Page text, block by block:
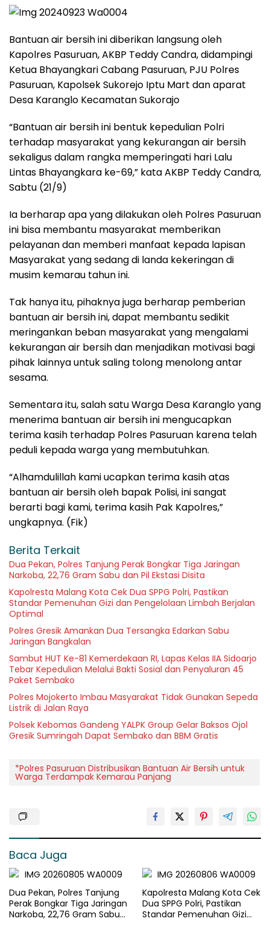
Bantuan air bersih ini diberikan langsung oleh
Kapolres Pasuruan, AKBP Teddy Candra, didampingi
Ketua Bhayangkari Cabang Pasuruan, PJU Polres
Pasuruan, Kapolsek Sukorejo Iptu Mart dan aparat
Desa Karanglo Kecamatan Sukorajo
“Bantuan air bersih ini bentuk kepedulian Polri
terhadap masyarakat yang kekurangan air bersih
sekaligus dalam rangka memperingati hari Lalu
Lintas Bhayangkara ke-69,” kata AKBP Teddy Candra,
Sabtu (21/9)
Ia berharap apa yang dilakukan oleh Polres Pasuruan
ini bisa membantu masyarakat memberikan
pelayanan dan memberi manfaat kepada lapisan
Masyarakat yang sedang di landa kekeringan di
musim kemarau tahun ini.
Tak hanya itu, pihaknya juga berharap pemberian
bantuan air bersih ini, dapat membantu sedikit
meringankan beban masyarakat yang mengalami
kekurangan air bersih dan menjadikan motivasi bagi
pihak lainnya untuk saling tolong menolong antar
sesama.
Sementara itu, salah satu Warga Desa Karanglo yang
menerima bantuan air bersih ini mengucapkan
terima kasih terhadap Polres Pasuruan karena telah
peduli kepada warga yang membutuhkan.
“Alhamdulillah kami ucapkan terima kasih atas
bantuan air bersih oleh bapak Polisi, ini sangat
berarti bagi kami, terima kasih Pak Kapolres,”
ungkapnya. (Fik)
Berita Terkait
Dua Pekan, Polres Tanjung Perak Bongkar Tiga Jaringan
Narkoba, 22,76 Gram Sabu dan Pil Ekstasi Disita
Kapolresta Malang Kota Cek Dua SPPG Polri, Pastikan
Standar Pemenuhan Gizi dan Pengelolaan Limbah Berjalan
Optimal
Polres Gresik Amankan Dua Tersangka Edarkan Sabu
Jaringan Bangkalan
Sambut HUT Ke-81 Kemerdekaan RI, Lapas Kelas IIA Sidoarjo
Tebar Kepedulian Melalui Bakti Sosial dan Penyaluran 45
Paket Sembako
Polres Mojokerto Imbau Masyarakat Tidak Gunakan Sepeda
Listrik di Jalan Raya
Polsek Kebomas Gandeng YALPK Group Gelar Baksos Ojol
Gresik Sumringah Dapat Sembako dan BBM Gratis
*Polres Pasuruan Distribusikan Bantuan Air Bersih untuk
Warga Terdampak Kemarau Panjang
Baca Juga
Dua Pekan, Polres Tanjung
Perak Bongkar Tiga Jaringan
Narkoba, 22,76 Gram Sabu
Kapolresta Malang Kota Cek
Dua SPPG Polri, Pastikan
Standar Pemenuhan Gizi